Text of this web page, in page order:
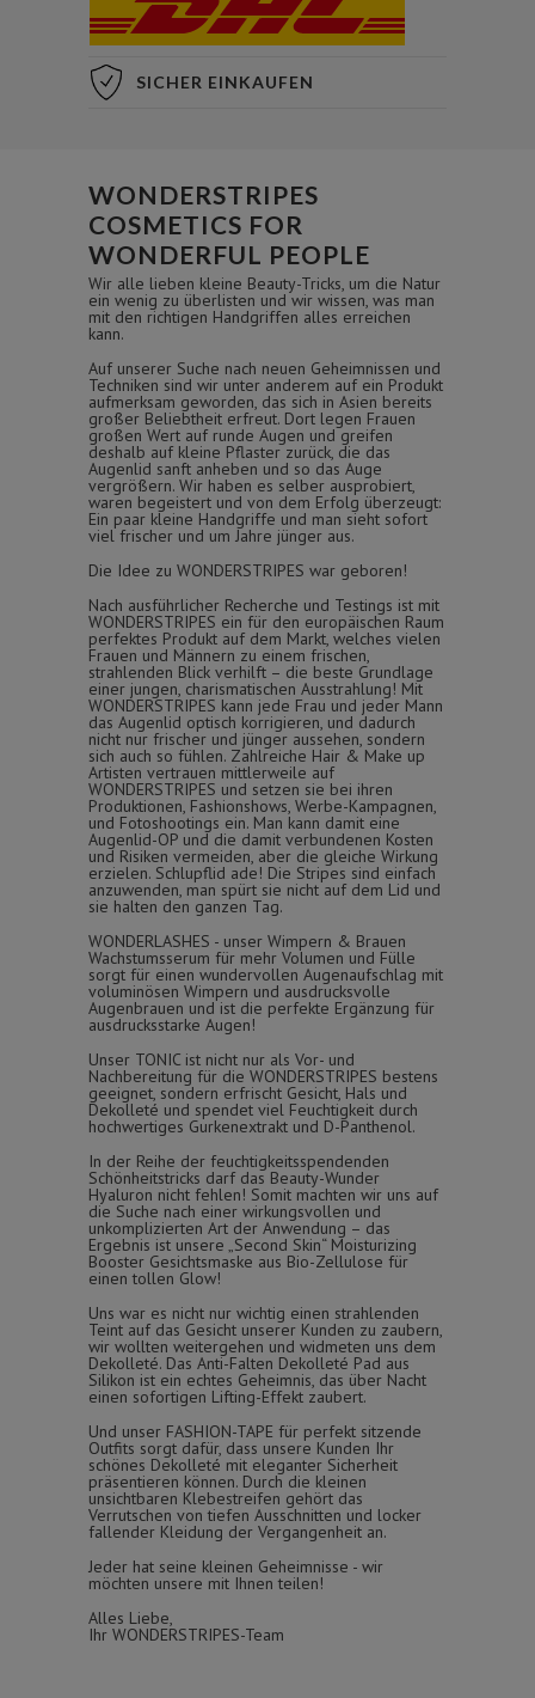
SICHER EINKAUFEN
WONDERSTRIPES
COSMETICS FOR
WONDERFUL PEOPLE
Wir alle lieben kleine Beauty-Tricks, um die Natur
ein wenig zu überlisten und wir wissen, was man
mit den richtigen Handgriffen alles erreichen
kann.
Auf unserer Suche nach neuen Geheimnissen und
Techniken sind wir unter anderem auf ein Produkt
aufmerksam geworden, das sich in Asien bereits
großer Beliebtheit erfreut. Dort legen Frauen
großen Wert auf runde Augen und greifen
deshalb auf kleine Pflaster zurück, die das
Augenlid sanft anheben und so das Auge
vergrößern. Wir haben es selber ausprobiert,
waren begeistert und von dem Erfolg überzeugt:
Ein paar kleine Handgriffe und man sieht sofort
viel frischer und um Jahre jünger aus.
Die Idee zu WONDERSTRIPES war geboren!
Nach ausführlicher Recherche und Testings ist mit
WONDERSTRIPES ein für den europäischen Raum
perfektes Produkt auf dem Markt, welches vielen
Frauen und Männern zu einem frischen,
strahlenden Blick verhilft – die beste Grundlage
einer jungen, charismatischen Ausstrahlung! Mit
WONDERSTRIPES kann jede Frau und jeder Mann
das Augenlid optisch korrigieren, und dadurch
nicht nur frischer und jünger aussehen, sondern
sich auch so fühlen. Zahlreiche Hair & Make up
Artisten vertrauen mittlerweile auf
WONDERSTRIPES und setzen sie bei ihren
Produktionen, Fashionshows, Werbe-Kampagnen,
und Fotoshootings ein. Man kann damit eine
Augenlid-OP und die damit verbundenen Kosten
und Risiken vermeiden, aber die gleiche Wirkung
erzielen. Schlupflid ade! Die Stripes sind einfach
anzuwenden, man spürt sie nicht auf dem Lid und
sie halten den ganzen Tag.
WONDERLASHES - unser Wimpern & Brauen
Wachstumsserum für mehr Volumen und Fülle
sorgt für einen wundervollen Augenaufschlag mit
voluminösen Wimpern und ausdrucksvolle
Augenbrauen und ist die perfekte Ergänzung für
ausdrucksstarke Augen!
Unser TONIC ist nicht nur als Vor- und
Nachbereitung für die WONDERSTRIPES bestens
geeignet, sondern erfrischt Gesicht, Hals und
Dekolleté und spendet viel Feuchtigkeit durch
hochwertiges Gurkenextrakt und D-Panthenol.
In der Reihe der feuchtigkeitsspendenden
Schönheitstricks darf das Beauty-Wunder
Hyaluron nicht fehlen! Somit machten wir uns auf
die Suche nach einer wirkungsvollen und
unkomplizierten Art der Anwendung – das
Ergebnis ist unsere „Second Skin“ Moisturizing
Booster Gesichtsmaske aus Bio-Zellulose für
einen tollen Glow!
Uns war es nicht nur wichtig einen strahlenden
Teint auf das Gesicht unserer Kunden zu zaubern,
wir wollten weitergehen und widmeten uns dem
Dekolleté. Das Anti-Falten Dekolleté Pad aus
Silikon ist ein echtes Geheimnis, das über Nacht
einen sofortigen Lifting-Effekt zaubert.
Und unser FASHION-TAPE für perfekt sitzende
Outfits sorgt dafür, dass unsere Kunden Ihr
schönes Dekolleté mit eleganter Sicherheit
präsentieren können. Durch die kleinen
unsichtbaren Klebestreifen gehört das
Verrutschen von tiefen Ausschnitten und locker
fallender Kleidung der Vergangenheit an.
Jeder hat seine kleinen Geheimnisse - wir
möchten unsere mit Ihnen teilen!
Alles Liebe,
Ihr WONDERSTRIPES-Team